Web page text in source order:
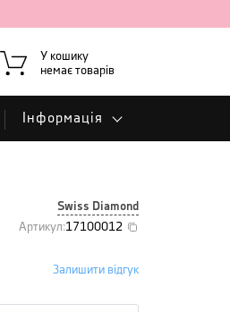
У кошику
немає товарів
Інформація
Swiss Diamond
Артикул:17100012
Залишити відгук